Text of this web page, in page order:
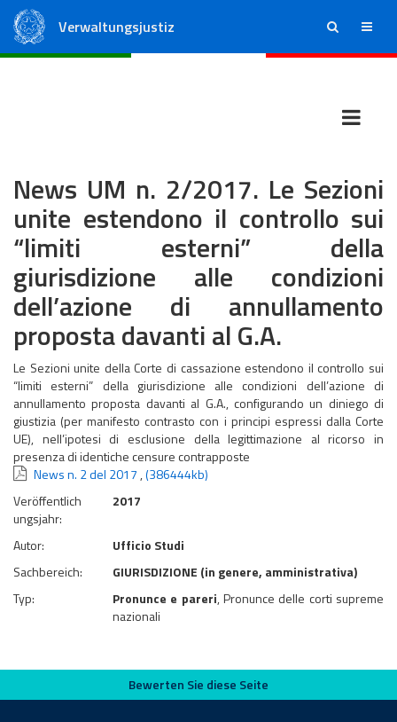
Verwaltungsjustiz ricerca menu
News UM n. 2/2017. Le Sezioni
unite estendono il controllo sui
“limiti esterni” della
giurisdizione alle condizioni
dell’azione di annullamento
proposta davanti al G.A.
Le Sezioni unite della Corte di cassazione estendono il controllo sui
“limiti esterni” della giurisdizione alle condizioni dell’azione di
annullamento proposta davanti al G.A., configurando un diniego di
giustizia (per manifesto contrasto con i principi espressi dalla Corte
UE), nell’ipotesi di esclusione della legittimazione al ricorso in
presenza di identiche censure contrapposte
News n. 2 del 2017 ,(386444kb)
Veröffentlich
ungsjahr:
2017
Autor:
Ufficio Studi
Sachbereich:
GIURISDIZIONE (in genere, amministrativa)
Typ:
Pronunce e pareri, Pronunce delle corti supreme
nazionali
Bewerten Sie diese Seite
Bewerten Sie diese Seite